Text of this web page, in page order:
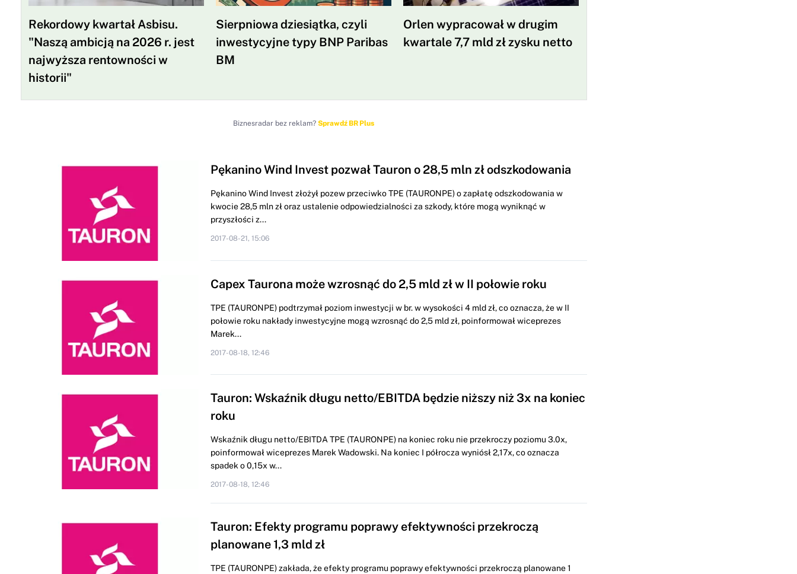
Rekordowy kwartał Asbisu.
"Naszą ambicją na 2026 r. jest
najwyższa rentowności w
historii"
Sierpniowa dziesiątka, czyli
inwestycyjne typy BNP Paribas
BM
Orlen wypracował w drugim
kwartale 7,7 mld zł zysku netto
Biznesradar bez reklam? Sprawdź BR Plus
Pękanino Wind Invest pozwał Tauron o 28,5 mln zł odszkodowania
Pękanino Wind Invest złożył pozew przeciwko TPE (TAURONPE) o zapłatę odszkodowania w
kwocie 28,5 mln zł oraz ustalenie odpowiedzialności za szkody, które mogą wyniknąć w
przyszłości z...
2017-08-21, 15:06
Capex Taurona może wzrosnąć do 2,5 mld zł w II połowie roku
TPE (TAURONPE) podtrzymał poziom inwestycji w br. w wysokości 4 mld zł, co oznacza, że w II
połowie roku nakłady inwestycyjne mogą wzrosnąć do 2,5 mld zł, poinformował wiceprezes
Marek...
2017-08-18, 12:46
Tauron: Wskaźnik długu netto/EBITDA będzie niższy niż 3x na koniec
roku
Wskaźnik długu netto/EBITDA TPE (TAURONPE) na koniec roku nie przekroczy poziomu 3.0x,
poinformował wiceprezes Marek Wadowski. Na koniec I półrocza wyniósł 2,17x, co oznacza
spadek o 0,15x w...
2017-08-18, 12:46
Tauron: Efekty programu poprawy efektywności przekroczą
planowane 1,3 mld zł
TPE (TAURONPE) zakłada, że efekty programu poprawy efektywności przekroczą planowane 1